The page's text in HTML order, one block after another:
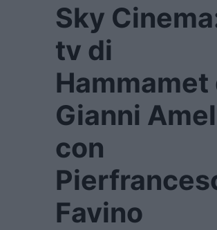
Sky
tv di
Hammamet
Gianni
con
Favino